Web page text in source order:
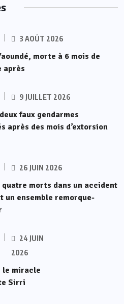
3 AOÛT 2026
morte à 6 mois de
après
9 JUILLET 2026
faux gendarmes
après des mois d’extorsion
26 JUIN 2026
quatre morts dans un accident
un ensemble remorque-
24 JUIN
2026
le miracle
Sirri